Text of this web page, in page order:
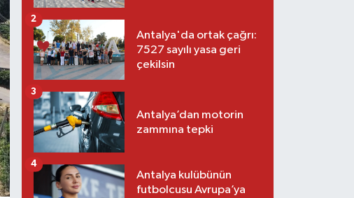
Antalya'da ortak çağrı:
7527 sayılı yasa geri
çekilsin
2
Antalya’dan motorin
zammına tepki
3
Antalya kulübünün
futbolcusu Avrupa’ya
4